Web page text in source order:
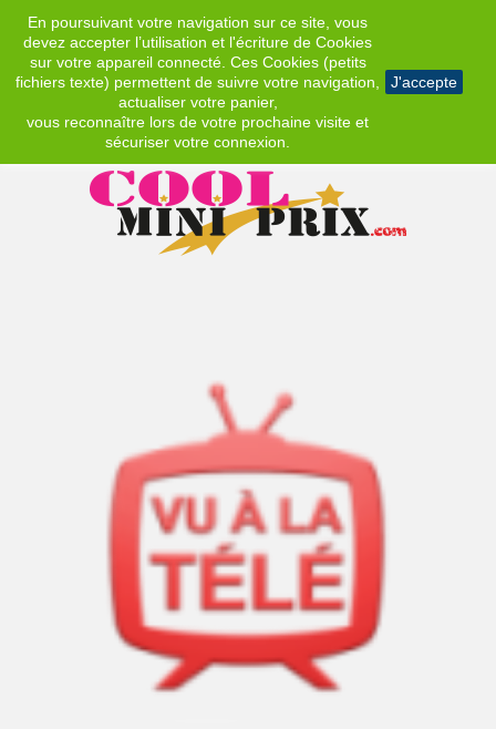
En poursuivant votre navigation sur ce site, vous
devez accepter l’utilisation et l'écriture de Cookies
sur votre appareil connecté. Ces Cookies (petits
fichiers texte) permettent de suivre votre navigation,
actualiser votre panier,
vous reconnaître lors de votre prochaine visite et
sécuriser votre connexion.
J'accepte
EUR